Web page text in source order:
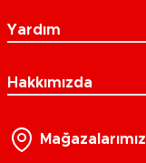
Yardım
Hakkımızda
Mağazalarımız